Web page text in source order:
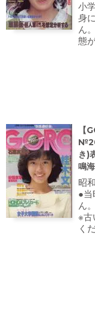
小
身
ん
態
【
き)
鳴
昭
●当
ん。
※古
く